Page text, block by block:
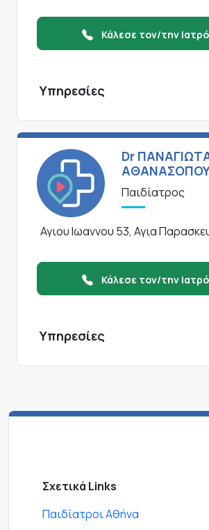
Κάλεσε τον/την Ιατρό
Υπηρεσίες
Dr
Παιδίατρος
Αγιου Ιωαννου 53, Αγια
Κάλεσε τον/την Ιατρό
Υπηρεσίες
Σχετικά Links
Παιδίατροι Αθήνα